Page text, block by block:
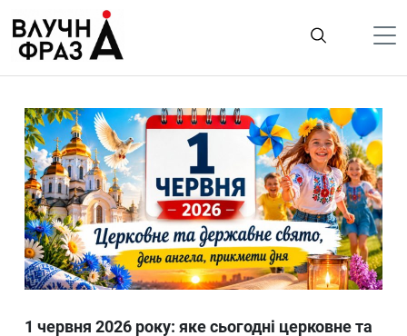
содержимому
Гроші
Життя
Лайфстайл
ТехноНаука
Людина
1 червня 2026 року: яке сьогодні церковне та